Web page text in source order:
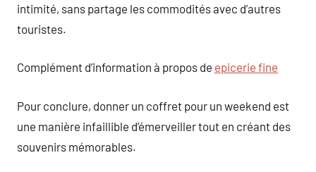
intimité, sans partage les commodités avec d’autres
touristes.
Complément d’information à propos de epicerie fine
Pour conclure, donner un coffret pour un weekend est
une manière infaillible d’émerveiller tout en créant des
souvenirs mémorables.